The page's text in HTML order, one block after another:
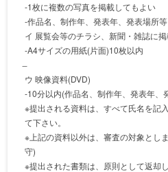
-1枚に複数の写真を掲載してもよい
-作品名、制作年、発表年、発表場所
イ 展覧会等のチラシ、新聞・雑誌に
-A4サイズの用紙(片面)10枚以内
ウ 映像資料(DVD)
-10分以内(作品名、制作年、発表年、
※提出される資料は、すべて氏名を記
て下さい。
※上記の資料以外は、審査の対象とし
守)
※提出された書類は、原則として返却し